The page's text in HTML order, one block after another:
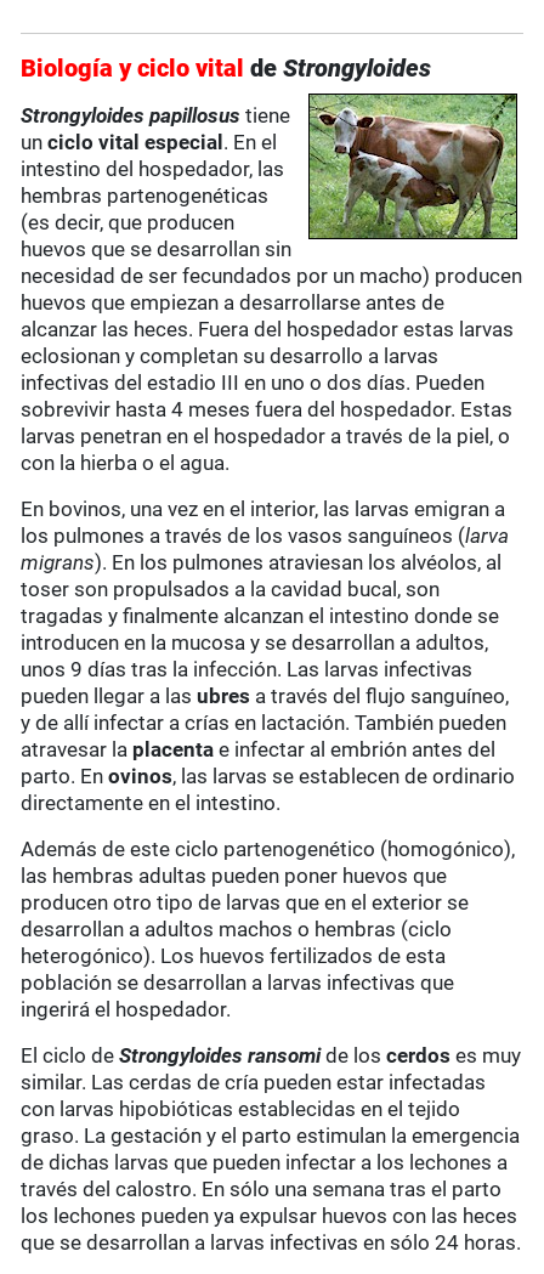
Biología y ciclo vital deStrongyloides
Strongyloides papillosus tiene
unciclo vital especial. En el
intestino del hospedador, las
hembras partenogenéticas
(es decir, que producen
huevos que se desarrollan sin
necesidad de ser fecundados por un macho) producen
huevos que empiezan a desarrollarse antes de
alcanzar las heces. Fuera del hospedador estas larvas
eclosionan y completan su desarrollo a larvas
infectivas del estadio III en uno o dos días. Pueden
sobrevivir hasta 4 meses fuera del hospedador. Estas
larvas penetran en el hospedador a través de la piel, o
con la hierba o el agua.
En bovinos, una vez en el interior, las larvas emigran a
los pulmones a través de los vasos sanguíneos (larva
migrans). En los pulmones atraviesan los alvéolos, al
toser son propulsados a la cavidad bucal, son
tragadas y finalmente alcanzan el intestino donde se
introducen en la mucosa y se desarrollan a adultos,
unos 9 días tras la infección. Las larvas infectivas
pueden llegar a lasubres a través del flujo sanguíneo,
y de allí infectar a crías en lactación. También pueden
atravesar la placenta e infectar al embrión antes del
parto. Enovinos, las larvas se establecen de ordinario
directamente en el intestino.
Además de este ciclo partenogenético (homogónico),
las hembras adultas pueden poner huevos que
producen otro tipo de larvas que en el exterior se
desarrollan a adultos machos o hembras (ciclo
heterogónico). Los huevos fertilizados de esta
población se desarrollan a larvas infectivas que
ingerirá el hospedador.
El ciclo deStrongyloides ransomide loscerdos es muy
similar. Las cerdas de cría pueden estar infectadas
con larvas hipobióticas establecidas en el tejido
graso. La gestación y el parto estimulan la emergencia
de dichas larvas que pueden infectar a los lechones a
través del calostro. En sólo una semana tras el parto
los lechones pueden ya expulsar huevos con las heces
que se desarrollan a larvas infectivas en sólo 24 horas.